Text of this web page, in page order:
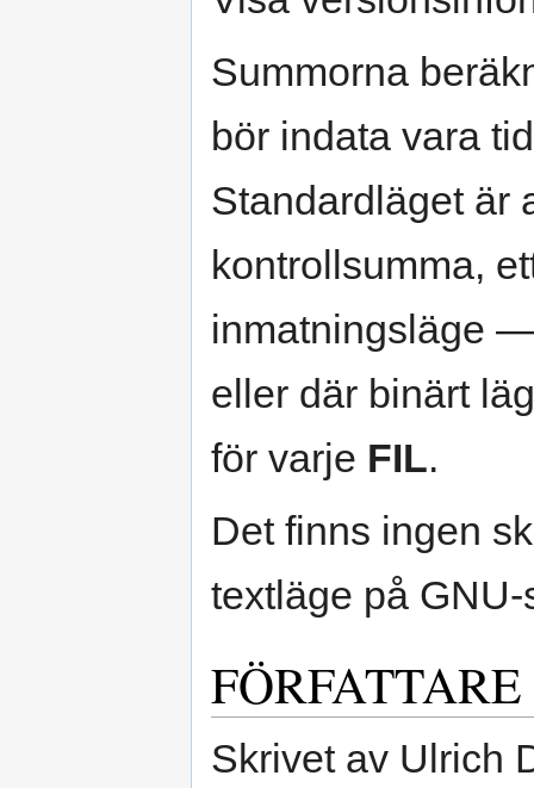
Summorna
bör indata vara
Standardläget är
kontrollsumma,
inmatningsläge
eller där binärt
för varje FIL.
Det finns ingen
textläge på GNU-
FÖRFATTARE
Skrivet av Ulrich